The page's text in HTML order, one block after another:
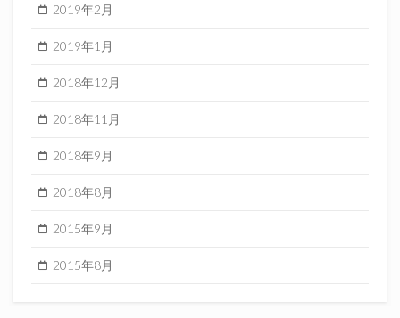
2019年2月
2019年1月
2018年12月
2018年11月
2018年9月
2018年8月
2015年9月
2015年8月